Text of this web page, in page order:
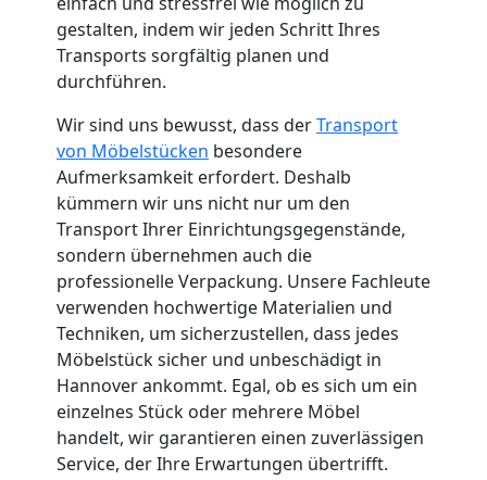
gestalten, indem wir jeden Schritt Ihres
Transports sorgfältig planen und
durchführen.
Wir sind uns bewusst, dass derTransport
von Möbelstücken besondere
Aufmerksamkeit erfordert. Deshalb
kümmern wir uns nicht nur um den
Transport Ihrer Einrichtungsgegenstände,
sondern übernehmen auch die
professionelle Verpackung. Unsere Fachleute
verwenden hochwertige Materialien und
Techniken, um sicherzustellen, dass jedes
Möbelstück sicher und unbeschädigt in
Hannover ankommt. Egal, ob es sich um ein
einzelnes Stück oder mehrere Möbel
handelt, wir garantieren einen zuverlässigen
Service, der Ihre Erwartungen übertrifft.
Feldkirch
Umzug
und
Lagerung
Feldkirch
Full-
Service-